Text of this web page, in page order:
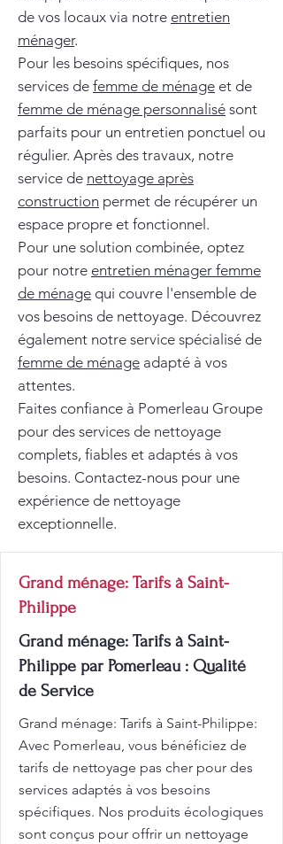
de vos locaux via notre entretien
ménager.
Pour les besoins spécifiques, nos
services de femme de ménage et de
femme de ménage personnalisé sont
parfaits pour un entretien ponctuel ou
régulier. Après des travaux, notre
service de nettoyage après
construction permet de récupérer un
espace propre et fonctionnel.
Pour une solution combinée, optez
pour notre entretien ménager femme
de ménage qui couvre l'ensemble de
vos besoins de nettoyage. Découvrez
également notre service spécialisé de
femme de ménage adapté à vos
attentes.
Faites confiance à Pomerleau Groupe
pour des services de nettoyage
complets, fiables et adaptés à vos
besoins. Contactez-nous pour une
expérience de nettoyage
exceptionnelle.
Grand ménage: Tarifs à Saint-
Philippe
Grand ménage: Tarifs à Saint-
Philippe par Pomerleau : Qualité
de Service
Grand ménage: Tarifs à Saint-Philippe:
Avec Pomerleau, vous bénéficiez de
tarifs de nettoyage pas cher pour des
services adaptés à vos besoins
spécifiques. Nos produits écologiques
sont conçus pour offrir un nettoyage